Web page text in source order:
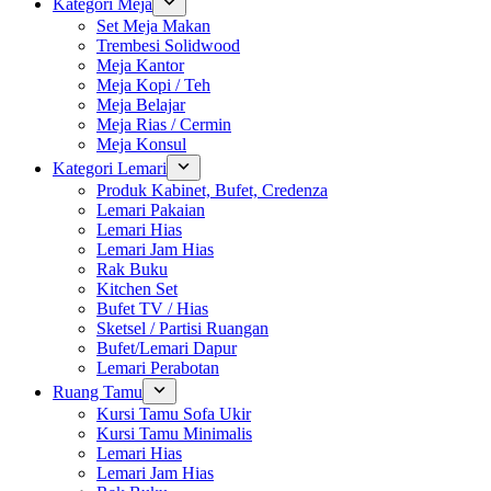
Kategori Meja
Set Meja Makan
Trembesi Solidwood
Meja Kantor
Meja Kopi / Teh
Meja Belajar
Meja Rias / Cermin
Meja Konsul
Kategori Lemari
Produk Kabinet, Bufet, Credenza
Lemari Pakaian
Lemari Hias
Lemari Jam Hias
Rak Buku
Kitchen Set
Bufet TV / Hias
Sketsel / Partisi Ruangan
Bufet/Lemari Dapur
Lemari Perabotan
Ruang Tamu
Kursi Tamu Sofa Ukir
Kursi Tamu Minimalis
Lemari Hias
Lemari Jam Hias